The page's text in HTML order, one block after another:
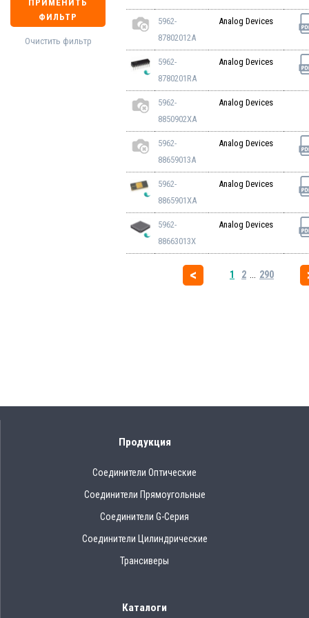
ПРИМЕНИТЬ
ФИЛЬТР
Очистить фильтр
5962-
87802012A
Analog Devices
5962-
8780201RA
Analog Devices
5962-
8850902XA
Analog Devices
5962-
88659013A
Analog Devices
5962-
8865901XA
Analog Devices
5962-
88663013X
Analog Devices
1 2 290
Продукция
Соединители Оптические
Соединители Прямоугольные
Соединители G-Серия
Соединители Цилиндрические
Трансиверы
Каталоги